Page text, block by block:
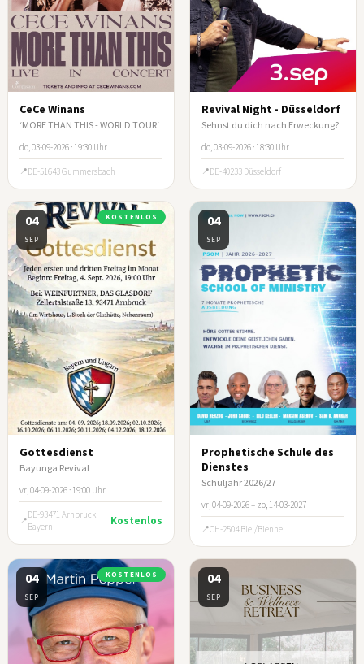
CeCe Winans
‘MORE THAN THIS - WORLD TOUR‘
do, 03-09-2026 · 19:30 Uhr
DE-51643 Gummersbach
Revival Night - Düsseldorf
Sehnst du dich nach Erweckung?
do, 03-09-2026 · 18:30 Uhr
DE-40233 Düsseldorf
04
SEP
KOSTENLOS
Gottesdienst
Bayunga Revival
vr, 04-09-2026 · 19:00 Uhr
DE-93471 Arnbruck,
Bayern
Kostenlos
04
SEP
Prophetische Schule des
Dienstes
Schuljahr 2026/27
vr, 04-09-2026 – zo, 14-03-2027
CH-2504 Biel/Bienne
04
SEP
KOSTENLOS 04
SEP